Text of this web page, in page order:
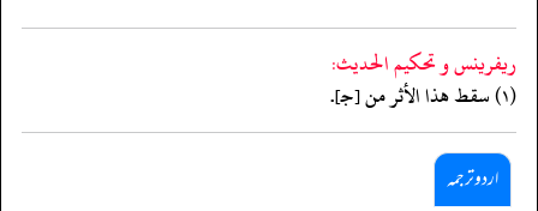
ريفرينس و تحكيم الحدیث:
(١) سقط هذا الأثر من [جـ].
اردو ترجمہ